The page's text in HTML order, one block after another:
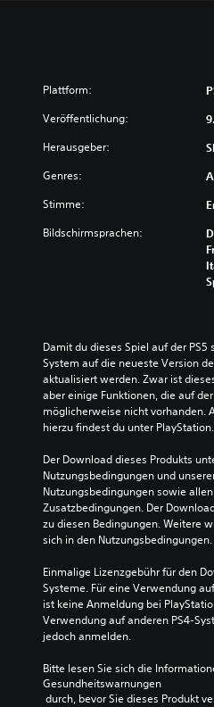
Plattform:
Veröffentlichung:
Herausgeber:
Genres:
Stimme:
Bildschirmsprachen:
Damit du dieses Spiel auf der
System auf die neueste Version
aktualisiert werden. Zwar ist
aber einige Funktionen, die auf
möglicherweise nicht vorhanden.
hierzu findest du unter
Der Download dieses Produkts
Nutzungsbedingungen und
Nutzungsbedingungen sowie
Zusatzbedingungen. Der
zu diesen Bedingungen. Weitere
sich in den Nutzungsbedingungen.
Einmalige Lizenzgebühr für den
Systeme. Für eine Verwendung
ist keine Anmeldung bei
Verwendung auf anderen PS4-
jedoch anmelden.
Bitte lesen Sie sich die
Gesundheitswarnungen
durch, bevor Sie dieses Produkt